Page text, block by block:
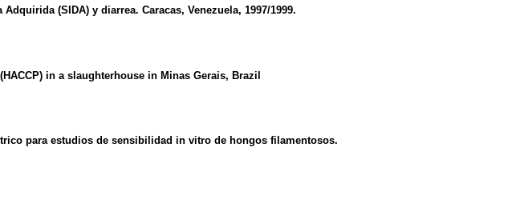
(SIDA) y diarrea. Caracas, Venezuela, 1997/1999.
in a slaughterhouse in Minas Gerais, Brazil
para estudios de sensibilidad in vitro de hongos filamentosos.